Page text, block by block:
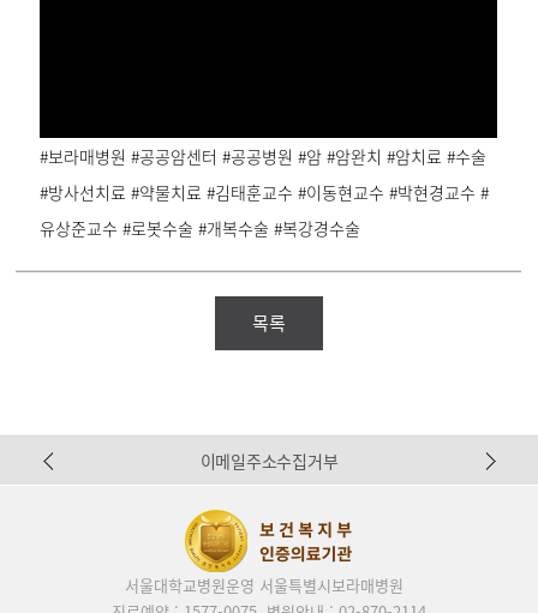
#보라매병원 #공공암센터 #공공병원 #암 #암완치 #암치료 #수술
#방사선치료 #약물치료 #김태훈교수 #이동현교수 #박현경교수 #
유상준교수 #로봇수술 #개복수술 #복강경수술
목록
ev
io
이메일주소수집거부
ex
t
서울대학교병원운영 서울특별시보라매병원